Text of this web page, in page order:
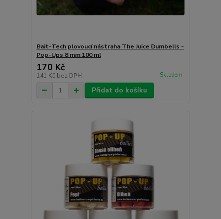
Bait-Tech plovoucí nástraha The Juice Dumbells -
Pop-Ups 8 mm 100 ml
170 Kč
141 Kč bez DPH Skladem
Přidat do košíku